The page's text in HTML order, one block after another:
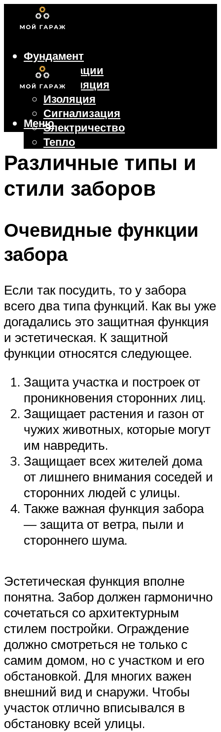
Фундамент
Коммуникации
Вентиляция
Изоляция
Сигнализация
Электричество
Тепло
Крыша
Ворота
Меню
Различные типы и
стили заборов
Очевидные функции
забора
Если так посудить, то у забора
всего два типа функций. Как вы уже
догадались это защитная функция
и эстетическая. К защитной
функции относятся следующее.
Защита участка и построек от
проникновения сторонних лиц.
Защищает растения и газон от
чужих животных, которые могут
им навредить.
Защищает всех жителей дома
от лишнего внимания соседей и
сторонних людей с улицы.
Также важная функция забора
— защита от ветра, пыли и
стороннего шума.
Эстетическая функция вполне
понятна. Забор должен гармонично
сочетаться со архитектурным
стилем постройки. Ограждение
должно смотреться не только с
самим домом, но с участком и его
обстановкой. Для многих важен
внешний вид и снаружи. Чтобы
участок отлично вписывался в
обстановку всей улицы.